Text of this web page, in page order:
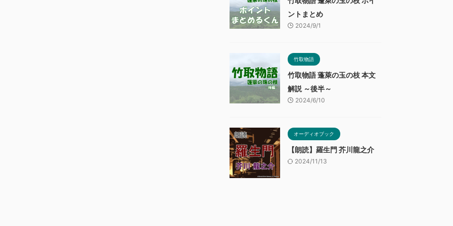
ントまとめ
2024/9/1
竹取物語
竹取物語 蓬萊の玉の枝 本文
解説 ～後半～
2024/6/10
オーディオブック
【朗読】羅生門 芥川龍之介
2024/11/13